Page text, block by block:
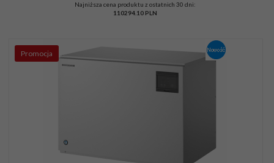
Najniższa cena produktu z ostatnich 30 dni:
110294.10 PLN
Promocja